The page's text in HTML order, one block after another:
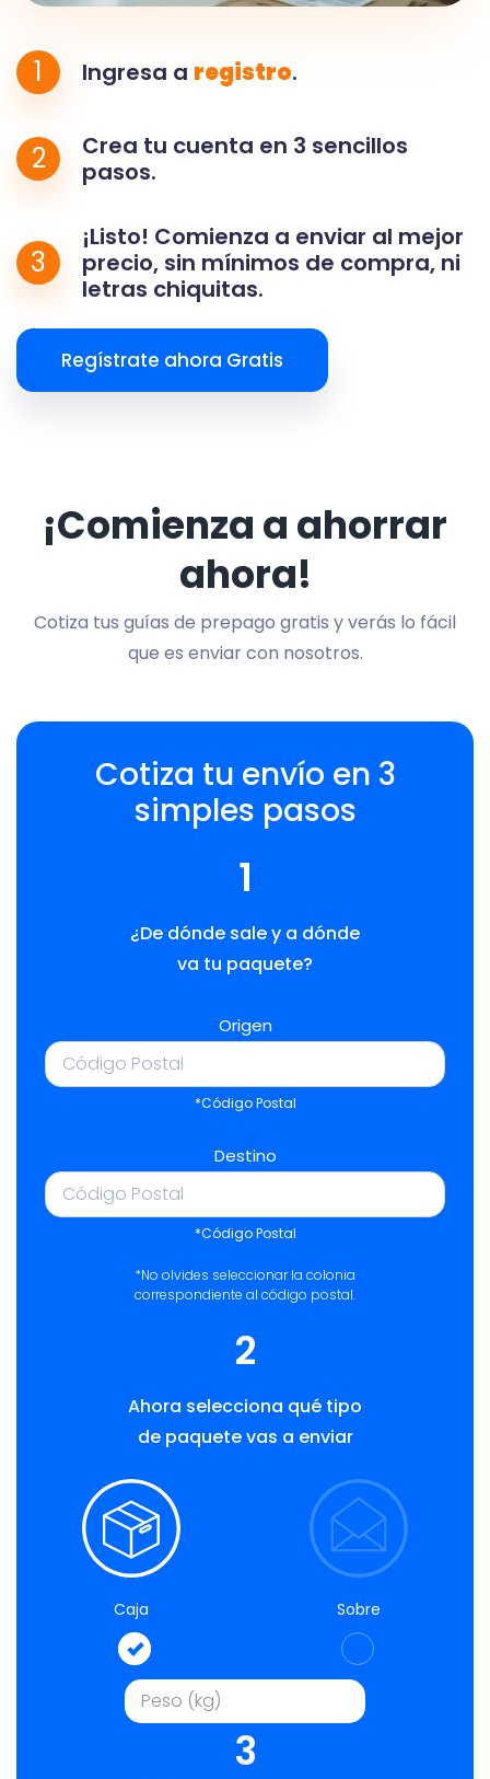
1 Ingresa a registro.
2
Crea tu cuenta en 3 sencillos
pasos.
3
¡Listo! Comienza a enviar al mejor
precio, sin mínimos de compra, ni
letras chiquitas.
Regístrate ahora Gratis
¡Comienza a ahorrar
ahora!
Cotiza tus guías de prepago gratis y verás lo fácil
que es enviar con nosotros.
Cotiza tu envío en 3
simples pasos
1
¿De dónde sale y a dónde
va tu paquete?
Origen
*Código Postal
Destino
*Código Postal
*No olvides seleccionar la colonia
correspondiente al código postal.
2
Ahora selecciona qué tipo
de paquete vas a enviar
Caja Sobre
3